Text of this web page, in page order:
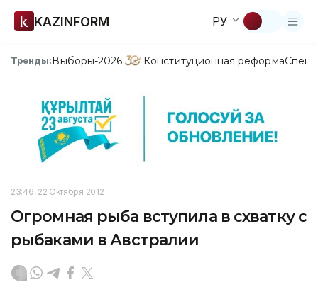
KAZINFORM РУ
Тренды:Выборы-2026 Конституционная реформа
23:46, 22 Октября 2012
Огромная рыба вступила в схватку с
рыбаками в Австралии